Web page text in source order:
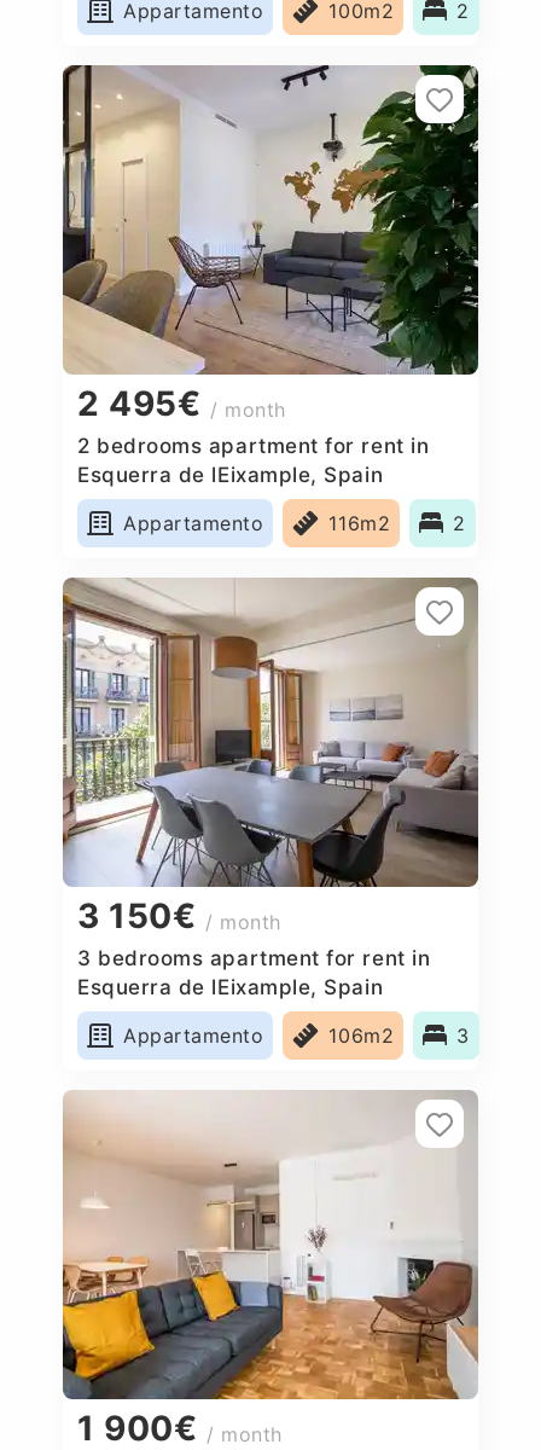
Appartamento 100m2 2
2 495€ / month
2 bedrooms apartment for rent in
Esquerra de lEixample, Spain
Appartamento
116m2 2
3 150€ / month
3 bedrooms apartment for rent in
Esquerra de lEixample, Spain
Appartamento
106m2 3
1 900€ / month